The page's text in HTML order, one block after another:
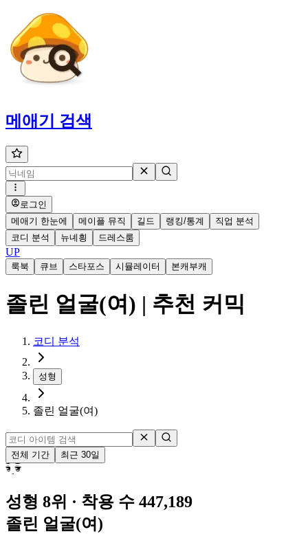
메애기 검색
로그인
메애기 한눈에
메이플 뮤직 길드 랭킹/통계
직업 분석
코디 분석
뉴녜힁 드레스룸
UP
룩북 큐브 스타포스 시뮬레이터 본캐부캐
졸린 얼굴(여) | 추천 커믹
코디 분석
성형
졸린 얼굴(여)
전체 기간 최근 30일
성형 8위 · 착용 수 447,189
졸린 얼굴(여)